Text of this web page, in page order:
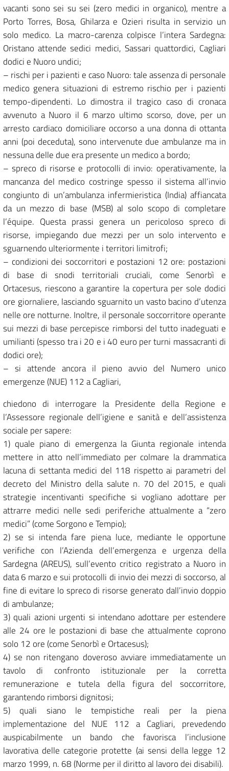
vacanti sono sei su sei (zero medici in organico), mentre a
Porto Torres, Bosa, Ghilarza e Ozieri risulta in servizio un
solo medico. La macro-carenza colpisce l’intera Sardegna:
Oristano attende sedici medici, Sassari quattordici, Cagliari
dodici e Nuoro undici;
– rischi per i pazienti e caso Nuoro: tale assenza di personale
medico genera situazioni di estremo rischio per i pazienti
tempo-dipendenti. Lo dimostra il tragico caso di cronaca
avvenuto a Nuoro il 6 marzo ultimo scorso, dove, per un
arresto cardiaco domiciliare occorso a una donna di ottanta
anni (poi deceduta), sono intervenute due ambulanze ma in
nessuna delle due era presente un medico a bordo;
– spreco di risorse e protocolli di invio: operativamente, la
mancanza del medico costringe spesso il sistema all’invio
congiunto di un’ambulanza infermieristica (India) affiancata
da un mezzo di base (MSB) al solo scopo di completare
l’équipe. Questa prassi genera un pericoloso spreco di
risorse, impiegando due mezzi per un solo intervento e
sguarnendo ulteriormente i territori limitrofi;
– condizioni dei soccorritori e postazioni 12 ore: postazioni
di base di snodi territoriali cruciali, come Senorbì e
Ortacesus, riescono a garantire la copertura per sole dodici
ore giornaliere, lasciando sguarnito un vasto bacino d’utenza
nelle ore notturne. Inoltre, il personale soccorritore operante
sui mezzi di base percepisce rimborsi del tutto inadeguati e
umilianti (spesso tra i 20 e i 40 euro per turni massacranti di
dodici ore);
– si attende ancora il pieno avvio del Numero unico
emergenze (NUE) 112 a Cagliari,
chiedono di interrogare la Presidente della Regione e
l’Assessore regionale dell’igiene e sanità e dell’assistenza
sociale per sapere:
1) quale piano di emergenza la Giunta regionale intenda
mettere in atto nell’immediato per colmare la drammatica
lacuna di settanta medici del 118 rispetto ai parametri del
decreto del Ministro della salute n. 70 del 2015, e quali
strategie incentivanti specifiche si vogliano adottare per
attrarre medici nelle sedi periferiche attualmente a “zero
medici” (come Sorgono e Tempio);
2) se si intenda fare piena luce, mediante le opportune
verifiche con l’Azienda dell’emergenza e urgenza della
Sardegna (AREUS), sull’evento critico registrato a Nuoro in
data 6 marzo e sui protocolli di invio dei mezzi di soccorso, al
fine di evitare lo spreco di risorse generato dall’invio doppio
di ambulanze;
3) quali azioni urgenti si intendano adottare per estendere
alle 24 ore le postazioni di base che attualmente coprono
solo 12 ore (come Senorbì e Ortacesus);
4) se non ritengano doveroso avviare immediatamente un
tavolo di confronto istituzionale per la corretta
remunerazione e tutela della figura del soccorritore,
garantendo rimborsi dignitosi;
5) quali siano le tempistiche reali per la piena
implementazione del NUE 112 a Cagliari, prevedendo
auspicabilmente un bando che favorisca l’inclusione
lavorativa delle categorie protette (ai sensi della legge 12
marzo 1999, n. 68 (Norme per il diritto al lavoro dei disabili).